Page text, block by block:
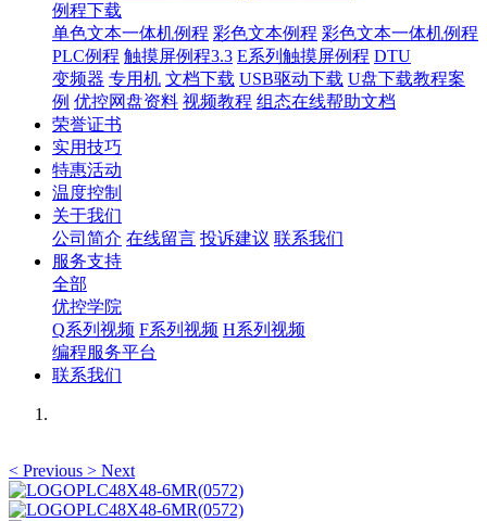
例程下载
单色文本一体机例程 彩色文本例程 彩色文本一体机例程
PLC例程 触摸屏例程3.3 E系列触摸屏例程 DTU
变频器 专用机 文档下载 USB驱动下载 U盘下载教程案
例 优控网盘资料 视频教程 组态在线帮助文档
荣誉证书
实用技巧
特惠活动
温度控制
关于我们
公司简介 在线留言 投诉建议 联系我们
服务支持
全部
优控学院
Q系列视频 F系列视频 H系列视频
编程服务平台
联系我们
< Previous > Next